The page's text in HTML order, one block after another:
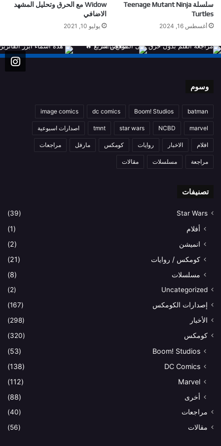
سلسلة Teenage Mutant Ninja
Turtles
أغسطس 16, 2024
Widow مع الحرق وتحليل المشهد
الاضافي
يوليو 10, 2021
وسوم
batman
Boom! Studios
dc comics
image comics
marvel
NCBD
star wars
tmnt اصدارات اسبوعية
افلام الاخبار روايات كومكس مارفل مراجعات
مراجعة مسلسلات مقالات
تصنيفات
Star Wars
(39)
أفلام
(1)
انميشن
(2)
كومكس / روايات
(21)
مسلسلات
(8)
Uncategorized
(2)
إصدارات الكومكس
(167)
الأخبار
(298)
كومكس
(320)
Boom! Studios
(53)
DC Comics
(138)
Marvel
(112)
أخرى
(88)
مراجعات
(40)
مقالات
(56)